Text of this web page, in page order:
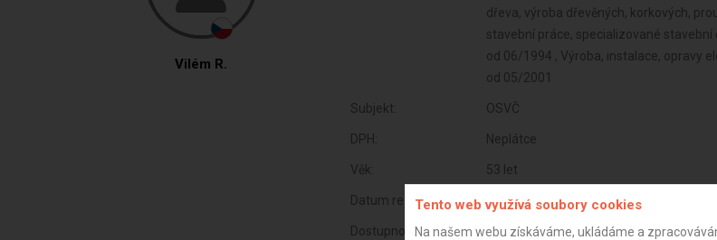
Vilém R.
dřeva, výroba dřevěných, korkových,
stavební práce, specializované
od 06/1994 , Výroba, instalace, opravy
od 05/2001
Subjekt: OSVČ
DPH: Neplátce
Věk: 53 let
Datum registrace: 16.3.2021
Dostupnost:
Tento web využívá soubory cookies
Na našem webu získáváme, ukládáme a